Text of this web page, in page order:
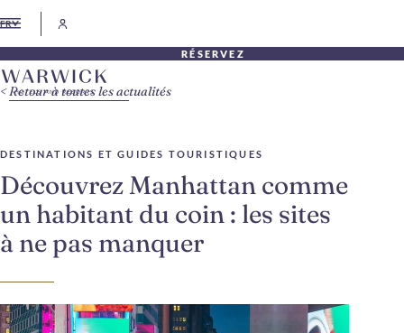
FR
RÉSERVEZ
DESTINATIONS ET GUIDES TOURISTIQUES
Découvrez Manhattan comme
un habitant du coin : les sites
à ne pas manquer
Retour à toutes les actualités